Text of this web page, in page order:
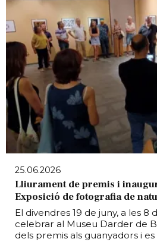
25.06.2026
Lliurament de premis i
Exposició de fotografia de
El divendres 19 de juny, a les 8
celebrar al Museu Darder de
dels premis als guanyadors i es